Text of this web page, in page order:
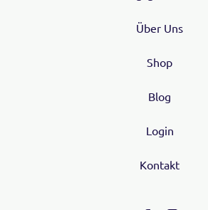
Über Uns
Shop
Blog
Login
Kontakt